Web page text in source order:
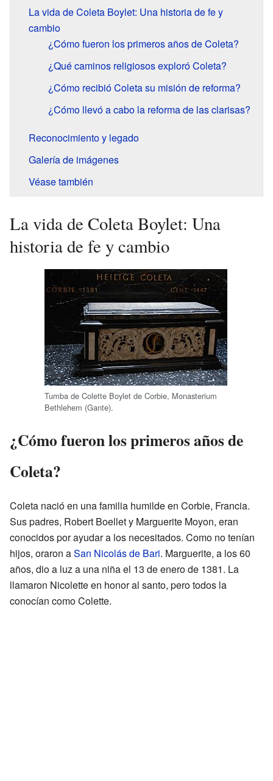
La vida de Coleta Boylet: Una historia de fe y
cambio
¿Cómo fueron los primeros años de Coleta?
¿Qué caminos religiosos exploró Coleta?
¿Cómo recibió Coleta su misión de reforma?
¿Cómo llevó a cabo la reforma de las clarisas?
Reconocimiento y legado
Galería de imágenes
Véase también
La vida de Coleta Boylet: Una
historia de fe y cambio
Tumba de Colette Boylet de Corbie, Monasterium
Bethlehem (Gante).
¿Cómo fueron los primeros años de
Coleta?
Coleta nació en una familia humilde en Corbie, Francia.
Sus padres, Robert Boellet y Marguerite Moyon, eran
conocidos por ayudar a los necesitados. Como no tenían
hijos, oraron aSan Nicolás de Bari. Marguerite, a los 60
años, dio a luz a una niña el 13 de enero de 1381. La
llamaron Nicolette en honor al santo, pero todos la
conocían como Colette.